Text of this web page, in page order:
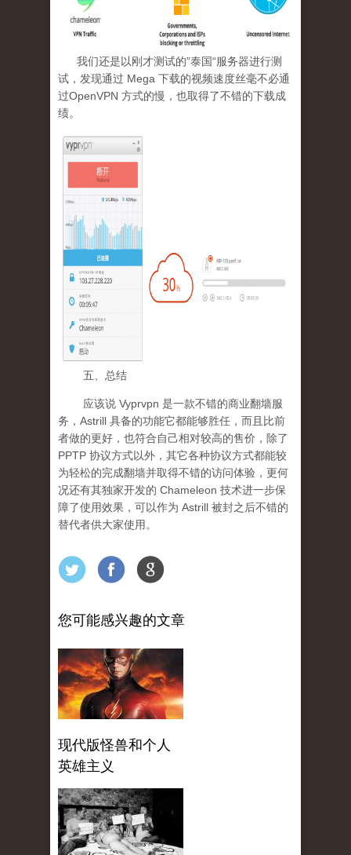
我们还是以刚才测试的”泰国“服务器进行测
试，发现通过 Mega 下载的视频速度丝毫不必通
过OpenVPN 方式的慢，也取得了不错的下载成
绩。
五、总结
应该说 Vyprvpn 是一款不错的商业翻墙服
务，Astrill 具备的功能它都能够胜任，而且比前
者做的更好，也符合自己相对较高的售价，除了
PPTP 协议方式以外，其它各种协议方式都能较
为轻松的完成翻墙并取得不错的访问体验，更何
况还有其独家开发的 Chameleon 技术进一步保
障了使用效果，可以作为 Astrill 被封之后不错的
替代者供大家使用。­
您可能感兴趣的文章
现代版怪兽和个人
英雄主义